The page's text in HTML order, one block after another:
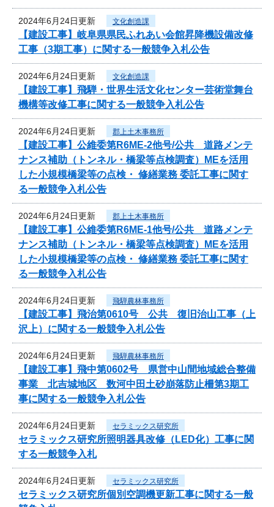
2024年6月24日更新 文化創造課
【建設工事】岐阜県県民ふれあい会館昇降機設備改修
工事（3期工事）に関する一般競争入札公告
2024年6月24日更新 文化創造課
【建設工事】飛騨・世界生活文化センター芸術堂舞台
機構等改修工事に関する一般競争入札公告
2024年6月24日更新 郡上土木事務所
【建設工事】公維委第R6ME-2他号/公共 道路メンテ
ナンス補助（トンネル・橋梁等点検調査）MEを活用
した小規模橋梁等の点検・ 修繕業務 委託工事に関す
る一般競争入札公告
2024年6月24日更新 郡上土木事務所
【建設工事】公維委第R6ME-1他号/公共 道路メンテ
ナンス補助（トンネル・橋梁等点検調査）MEを活用
した小規模橋梁等の点検・ 修繕業務 委託工事に関す
る一般競争入札公告
2024年6月24日更新 飛騨農林事務所
【建設工事】飛治第0610号 公共 復旧治山工事（上
沢上）に関する一般競争入札公告
2024年6月24日更新 飛騨農林事務所
【建設工事】飛中第0602号 県営中山間地域総合整備
事業 北吉城地区 数河中田土砂崩落防止柵第3期工
事に関する一般競争入札公告
2024年6月24日更新 セラミックス研究所
セラミックス研究所照明器具改修（LED化）工事に関
する一般競争入札
2024年6月24日更新 セラミックス研究所
セラミックス研究所個別空調機更新工事に関する一般